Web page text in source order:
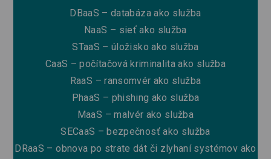
DBaaS – databáza ako služba
NaaS – sieť ako služba
STaaS – úložisko ako služba
CaaS – počítačová kriminalita ako služba
RaaS – ransomvér ako služba
PhaaS – phishing ako služba
MaaS – malvér ako služba
SECaaS – bezpečnosť ako služba
DRaaS – obnova po strate dát či zlyhaní systémov ako